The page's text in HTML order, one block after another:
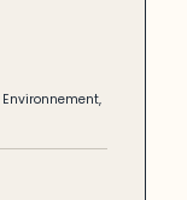
Environnement,